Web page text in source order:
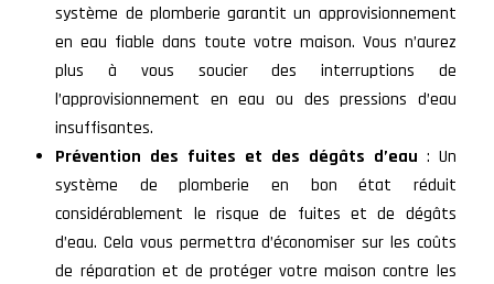
système de plomberie garantit un approvisionnement
en eau fiable dans toute votre maison. Vous n’aurez
plus à vous soucier des interruptions de
l’approvisionnement en eau ou des pressions d’eau
insuffisantes.
Prévention des fuites et des dégâts d’eau : Un
système de plomberie en bon état réduit
considérablement le risque de fuites et de dégâts
d’eau. Cela vous permettra d’économiser sur les coûts
de réparation et de protéger votre maison contre les